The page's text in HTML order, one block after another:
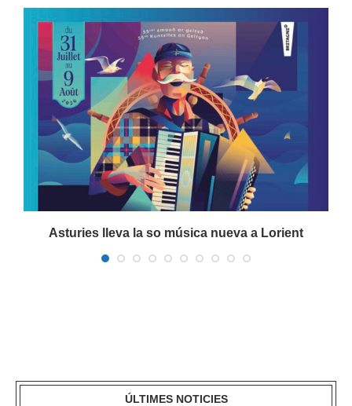
Asturies lleva la so música nueva a Lorient
ÚLTIMES NOTICIES